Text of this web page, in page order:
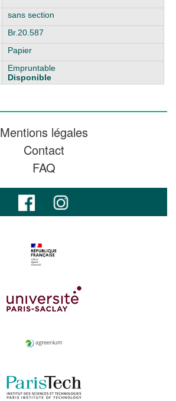
sans section
Br.20.587
Papier
Empruntable
Disponible
Mentions légales
Contact
FAQ